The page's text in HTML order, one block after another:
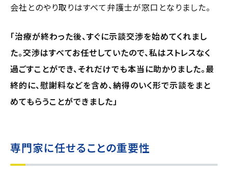
会社とのやり取りはすべて弁護士が窓口となりました。
「治療が終わった後、すぐに示談交渉を始めてくれまし
た。交渉はすべてお任せしていたので、私はストレスなく
過ごすことができ、それだけでも本当に助かりました。最
終的に、慰謝料などを含め、納得のいく形で示談をまと
めてもらうことができました」
専門家に任せることの重要性